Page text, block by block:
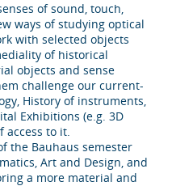
of sound, touch,
ways of studying optical
with selected objects
of historical
objects and sense
challenge our current-
History of instruments,
Exhibitions (e.g. 3D
access to it.
the Bauhaus semester
Art and Design, and
a more material and